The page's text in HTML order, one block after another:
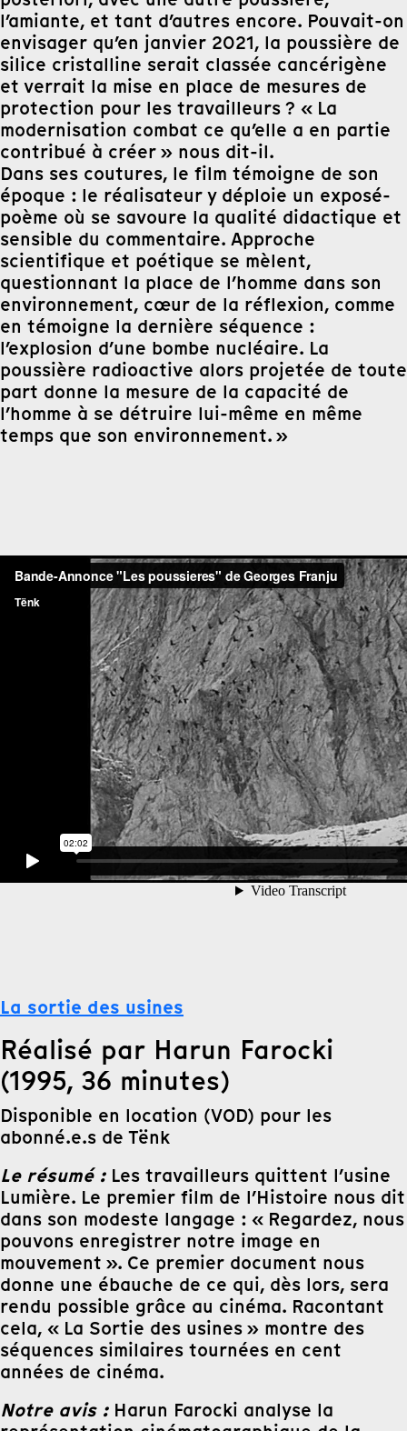
l’amiante, et tant d’autres encore. Pouvait-on
envisager qu’en janvier 2021, la poussière de
silice cristalline serait classée cancérigène
et verrait la mise en place de mesures de
protection pour les travailleurs ? « La
modernisation combat ce qu’elle a en partie
contribué à créer » nous dit-il.
Dans ses coutures, le film témoigne de son
époque : le réalisateur y déploie un exposé-
poème où se savoure la qualité didactique et
sensible du commentaire. Approche
scientifique et poétique se mèlent,
questionnant la place de l’homme dans son
environnement, cœur de la réflexion, comme
en témoigne la dernière séquence :
l’explosion d’une bombe nucléaire. La
poussière radioactive alors projetée de toute
part donne la mesure de la capacité de
l’homme à se détruire lui-même en même
temps que son environnement. »
La sortie des usines
Réalisé par Harun Farocki
(1995, 36 minutes)
Disponible en location (VOD) pour les
abonné.e.s de Tënk
Le résumé :Les travailleurs quittent l’usine
Lumière. Le premier film de l’Histoire nous dit
dans son modeste langage : « Regardez, nous
pouvons enregistrer notre image en
mouvement ». Ce premier document nous
donne une ébauche de ce qui, dès lors, sera
rendu possible grâce au cinéma. Racontant
cela, « La Sortie des usines » montre des
séquences similaires tournées en cent
années de cinéma.
Notre avis : Harun Farocki analyse la